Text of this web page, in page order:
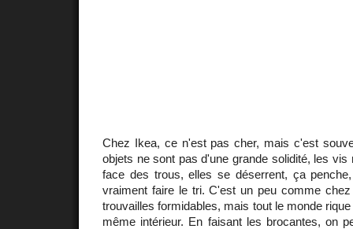
Chez Ikea, ce n'est pas cher, mais c'est
objets ne sont pas d'une grande solidité, les vis
face des trous, elles se déserrent, ça
vraiment faire le tri. C'est un peu comme
trouvailles formidables, mais tout le monde
même intérieur. En faisant les brocantes, on